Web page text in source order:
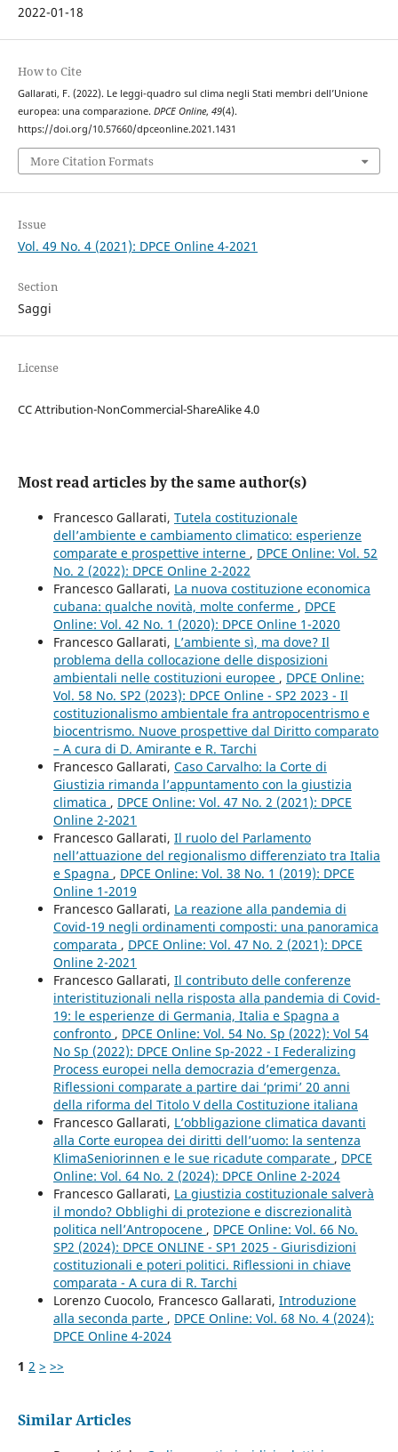
2022-01-18
How to Cite
Gallarati, F. (2022). Le leggi-quadro sul clima negli Stati membri dell’Unione
europea: una comparazione. DPCE Online, 49(4).
https://doi.org/10.57660/dpceonline.2021.1431
More Citation Formats
Issue
Vol. 49 No. 4 (2021): DPCE Online 4-2021
Section
Saggi
License
CC Attribution-NonCommercial-ShareAlike 4.0
Most read articles by the same author(s)
Francesco Gallarati, Tutela costituzionale
dell’ambiente e cambiamento climatico: esperienze
comparate e prospettive interne , DPCE Online: Vol. 52
No. 2 (2022): DPCE Online 2-2022
Francesco Gallarati, La nuova costituzione economica
cubana: qualche novità, molte conferme , DPCE
Online: Vol. 42 No. 1 (2020): DPCE Online 1-2020
Francesco Gallarati, L’ambiente sì, ma dove? Il
problema della collocazione delle disposizioni
ambientali nelle costituzioni europee , DPCE Online:
Vol. 58 No. SP2 (2023): DPCE Online - SP2 2023 - Il
costituzionalismo ambientale fra antropocentrismo e
biocentrismo. Nuove prospettive dal Diritto comparato
– A cura di D. Amirante e R. Tarchi
Francesco Gallarati, Caso Carvalho: la Corte di
Giustizia rimanda l’appuntamento con la giustizia
climatica , DPCE Online: Vol. 47 No. 2 (2021): DPCE
Online 2-2021
Francesco Gallarati, Il ruolo del Parlamento
nell’attuazione del regionalismo differenziato tra Italia
e Spagna , DPCE Online: Vol. 38 No. 1 (2019): DPCE
Online 1-2019
Francesco Gallarati, La reazione alla pandemia di
Covid-19 negli ordinamenti composti: una panoramica
comparata , DPCE Online: Vol. 47 No. 2 (2021): DPCE
Online 2-2021
Francesco Gallarati, Il contributo delle conferenze
interistituzionali nella risposta alla pandemia di Covid-
19: le esperienze di Germania, Italia e Spagna a
confronto , DPCE Online: Vol. 54 No. Sp (2022): Vol 54
No Sp (2022): DPCE Online Sp-2022 - I Federalizing
Process europei nella democrazia d’emergenza.
Riflessioni comparate a partire dai ‘primi’ 20 anni
della riforma del Titolo V della Costituzione italiana
Francesco Gallarati, L’obbligazione climatica davanti
alla Corte europea dei diritti dell’uomo: la sentenza
KlimaSeniorinnen e le sue ricadute comparate , DPCE
Online: Vol. 64 No. 2 (2024): DPCE Online 2-2024
Francesco Gallarati, La giustizia costituzionale salverà
il mondo? Obblighi di protezione e discrezionalità
politica nell’Antropocene , DPCE Online: Vol. 66 No.
SP2 (2024): DPCE ONLINE - SP1 2025 - Giurisdizioni
costituzionali e poteri politici. Riflessioni in chiave
comparata - A cura di R. Tarchi
Lorenzo Cuocolo, Francesco Gallarati, Introduzione
alla seconda parte , DPCE Online: Vol. 68 No. 4 (2024):
DPCE Online 4-2024
1 2 > >>
Similar Articles